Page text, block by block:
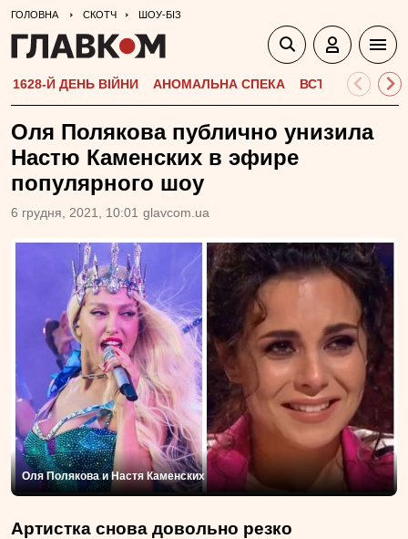
ГОЛОВНА СКОТЧ ШОУ-БІЗ
1628-Й ДЕНЬ ВІЙНИ АНОМАЛЬНА СПЕКА ВСТУПНА
Оля Полякова публично унизила
Настю Каменских в эфире
популярного шоу
6 грудня, 2021, 10:01 glavcom.ua
Оля Полякова и Настя Каменских
Артистка снова довольно резко